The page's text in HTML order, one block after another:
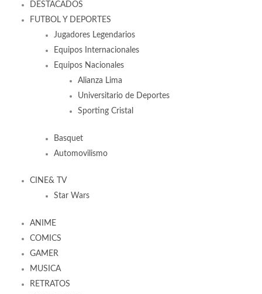
DESTACADOS
FUTBOL Y DEPORTES
Jugadores Legendarios
Equipos Internacionales
Equipos Nacionales
Alianza Lima
Universitario de Deportes
Sporting Cristal
Basquet
Automovilismo
CINE& TV
Star Wars
ANIME
COMICS
GAMER
MUSICA
RETRATOS